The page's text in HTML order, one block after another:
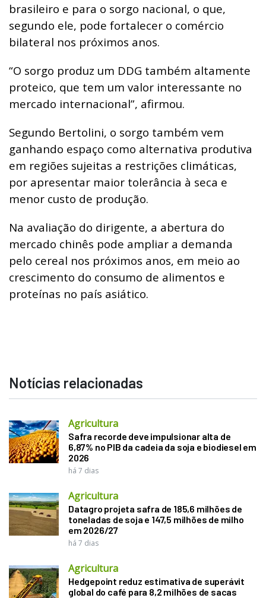
brasileiro e para o sorgo nacional, o que,
segundo ele, pode fortalecer o comércio
bilateral nos próximos anos.
“O sorgo produz um DDG também altamente
proteico, que tem um valor interessante no
mercado internacional”, afirmou.
Segundo Bertolini, o sorgo também vem
ganhando espaço como alternativa produtiva
em regiões sujeitas a restrições climáticas,
por apresentar maior tolerância à seca e
menor custo de produção.
Na avaliação do dirigente, a abertura do
mercado chinês pode ampliar a demanda
pelo cereal nos próximos anos, em meio ao
crescimento do consumo de alimentos e
proteínas no país asiático.
Notícias relacionadas
Agricultura
Safra recorde deve impulsionar alta de
6,87% no PIB da cadeia da soja e biodiesel em
2026
há 7 dias
Agricultura
Datagro projeta safra de 185,6 milhões de
toneladas de soja e 147,5 milhões de milho
em 2026/27
há 7 dias
Agricultura
Hedgepoint reduz estimativa de superávit
global do café para 8,2 milhões de sacas